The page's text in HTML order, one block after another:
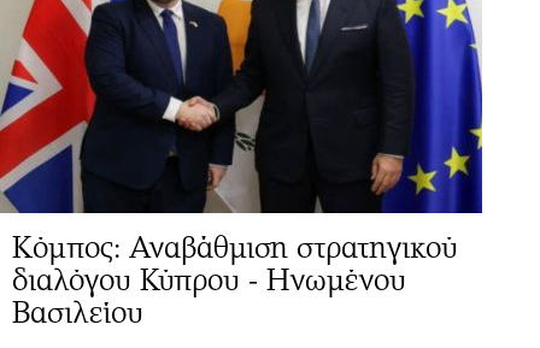
Κόμπος: Αναβάθμιση στρατηγικού
διαλόγου Κύπρου - Ηνωμένου
Βασιλείου